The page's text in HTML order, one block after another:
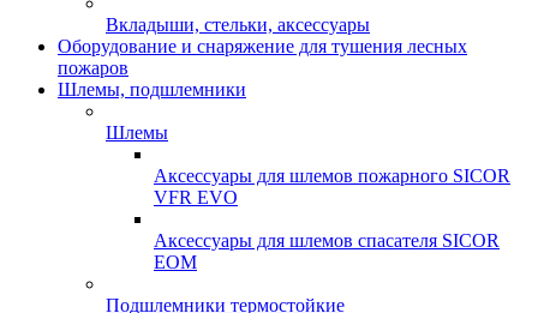
Вкладыши, стельки, аксессуары
Оборудование и снаряжение для тушения лесных
пожаров
Шлемы, подшлемники
Шлемы
Аксессуары для шлемов пожарного SICOR
VFR EVO
Аксессуары для шлемов спасателя SICOR
EOM
Подшлемники термостойкие